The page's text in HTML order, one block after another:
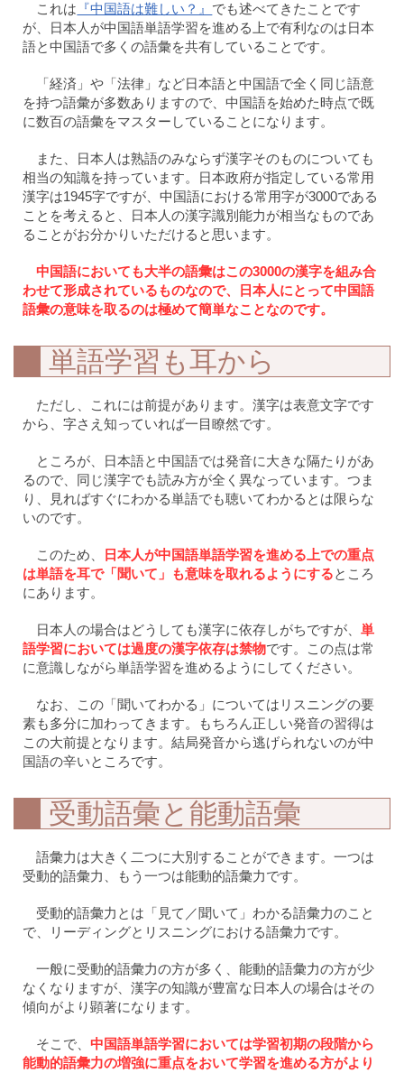
これは 『中国語は難しい？』 でも述べてきたことです
が、日本人が中国語単語学習を進める上で有利なのは日本
語と中国語で多くの語彙を共有していることです。
「経済」や「法律」など日本語と中国語で全く同じ語意
を持つ語彙が多数ありますので、中国語を始めた時点で既
に数百の語彙をマスターしていることになります。
また、日本人は熟語のみならず漢字そのものについても
相当の知識を持っています。日本政府が指定している常用
漢字は1945字ですが、中国語における常用字が3000である
ことを考えると、日本人の漢字識別能力が相当なものであ
ることがお分かりいただけると思います。
中国語においても大半の語彙はこの3000の漢字を組み合
わせて形成されているものなので、日本人にとって中国語
語彙の意味を取るのは極めて簡単なことなのです。
単語学習も耳から
ただし、これには前提があります。漢字は表意文字です
から、字さえ知っていれば一目瞭然です。
ところが、日本語と中国語では発音に大きな隔たりがあ
るので、同じ漢字でも読み方が全く異なっています。つま
り、見ればすぐにわかる単語でも聴いてわかるとは限らな
いのです。
このため、
日本人が中国語単語学習を進める上での重点
は単語を耳で「聞いて」も意味を取れるようにするところ
にあります。
日本人の場合はどうしても漢字に依存しがちですが、単
語学習においては過度の漢字依存は禁物です。この点は常
に意識しながら単語学習を進めるようにしてください。
なお、この「聞いてわかる」についてはリスニングの要
素も多分に加わってきます。もちろん正しい発音の習得は
この大前提となります。結局発音から逃げられないのが中
国語の辛いところです。
受動語彙と能動語彙
語彙力は大きく二つに大別することができます。一つは
受動的語彙力、もう一つは能動的語彙力です。
受動的語彙力とは「見て／聞いて」わかる語彙力のこと
で、リーディングとリスニングにおける語彙力です。
一般に受動的語彙力の方が多く、能動的語彙力の方が少
なくなりますが、漢字の知識が豊富な日本人の場合はその
傾向がより顕著になります。
そこで、中国語単語学習においては学習初期の段階から
能動的語彙力の増強に重点をおいて学習を進める方がより